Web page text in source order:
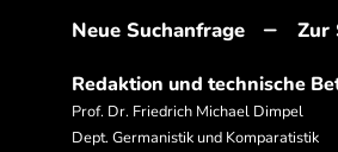
Neue Suchanfrage – Zur
Redaktion und technische
Prof. Dr. Friedrich Michael Dimpel
Dept. Germanistik und Komparatistik